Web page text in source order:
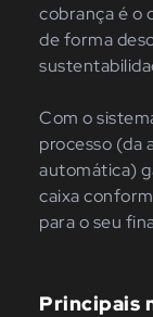
cobrança é o
de forma
Com o
processo (da
automática)
caixa
para o seu
Principais